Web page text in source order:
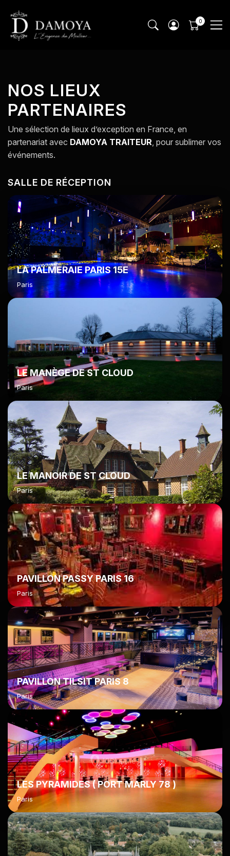
NOS LIEUX
PARTENAIRES
Une sélection de lieux d’exception en France, en
partenariat avec DAMOYA TRAITEUR, pour sublimer vos
événements.
SALLE DE RÉCEPTION
LA PALMERAIE PARIS 15E
Paris
LE MANÈGE DE ST CLOUD
Paris
LE MANOIR DE ST CLOUD
Paris
PAVILLON PASSY PARIS 16
Paris
PAVILLON TILSIT PARIS 8
Paris
LES PYRAMIDES ( PORT MARLY 78 )
Paris